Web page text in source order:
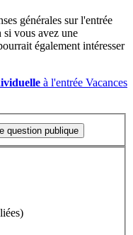
générales sur l'entrée
si vous avez une
également intéresser
à l'entrée Vacances
question publique